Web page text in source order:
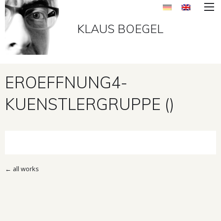
KLAUS BOEGEL
EROEFFNUNG4-
KUENSTLERGRUPPE ()
← all works